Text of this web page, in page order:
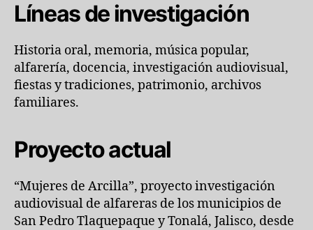
Líneas de investigación
Historia oral, memoria, música popular,
alfarería, docencia, investigación audiovisual,
fiestas y tradiciones, patrimonio, archivos
familiares.
Proyecto actual
“Mujeres de Arcilla”, proyecto investigación
audiovisual de alfareras de los municipios de
San Pedro Tlaquepaque y Tonalá, Jalisco, desde